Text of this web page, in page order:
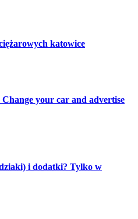
katowice
your car and advertise
i dodatki? Tylko w